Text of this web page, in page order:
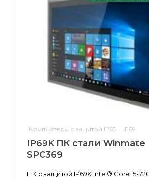
Компьютеры с защитой IP65 ... IP69
IP69K ПК стали Winmate
SPC369
ПК с защитой IP69K Intel® Core i5-